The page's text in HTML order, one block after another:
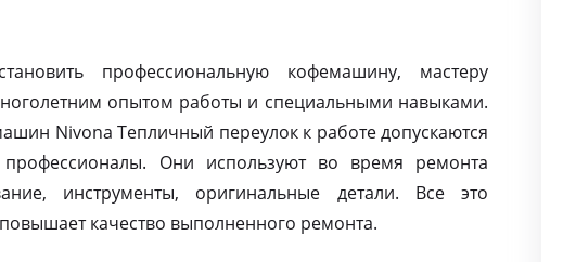
профессиональную кофемашину, мастеру
опытом работы и специальными навыками.
Nivona Тепличный переулок к работе допускаются
Они используют во время ремонта
инструменты, оригинальные детали. Все это
качество выполненного ремонта.